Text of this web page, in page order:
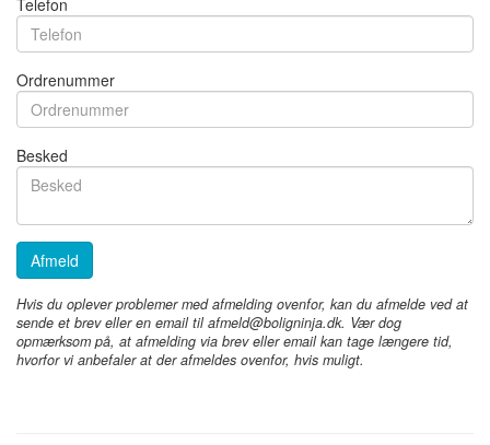
Ordrenummer
Besked
Afmeld
Hvis du oplever problemer med afmelding ovenfor, kan du afmelde ved at
sende et brev eller en email til afmeld@boligninja.dk. Vær dog
opmærksom på, at afmelding via brev eller email kan tage længere tid,
hvorfor vi anbefaler at der afmeldes ovenfor, hvis muligt.